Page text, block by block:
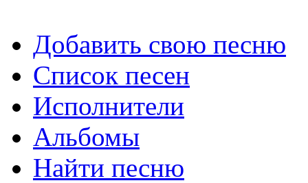
Добавить свою песню
Список песен
Исполнители
Альбомы
Найти песню